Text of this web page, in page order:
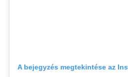
A bejegyzés megtekintése az